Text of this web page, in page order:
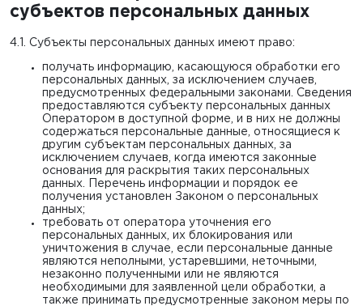
субъектов персональных данных
4.1. Субъекты персональных данных имеют право:
получать информацию, касающуюся обработки его
персональных данных, за исключением случаев,
предусмотренных федеральными законами. Сведения
предоставляются субъекту персональных данных
Оператором в доступной форме, и в них не должны
содержаться персональные данные, относящиеся к
другим субъектам персональных данных, за
исключением случаев, когда имеются законные
основания для раскрытия таких персональных
данных. Перечень информации и порядок ее
получения установлен Законом о персональных
данных;
требовать от оператора уточнения его
персональных данных, их блокирования или
уничтожения в случае, если персональные данные
являются неполными, устаревшими, неточными,
незаконно полученными или не являются
необходимыми для заявленной цели обработки, а
также принимать предусмотренные законом меры по